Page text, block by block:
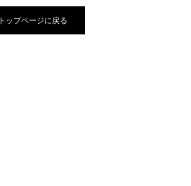
トップページに戻る